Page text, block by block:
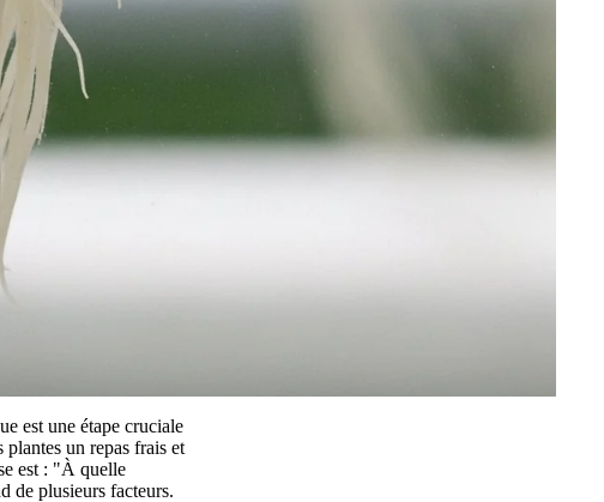
est une étape cruciale
un repas frais et
est : "À quelle
de plusieurs facteurs.